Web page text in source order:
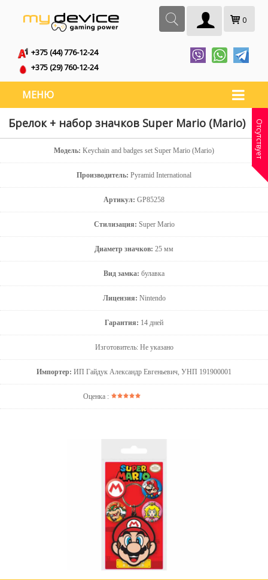
0
+375 (44) 776-12-24
+375 (29) 760-12-24
МЕНЮ
Брелок + набор значков Super Mario (Mario)
Модель: Keychain and badges set Super Mario (Mario)
Производитель: Pyramid International
Артикул: GP85258
Стилизация: Super Mario
Диаметр значков: 25 мм
Вид замка: булавка
Лицензия: Nintendo
Гарантия: 14 дней
Изготовитель: Не указано
Импортер: ИП Гайдук Александр Евгеньевич, УНП 191900001
Оценка :
Отсутствует